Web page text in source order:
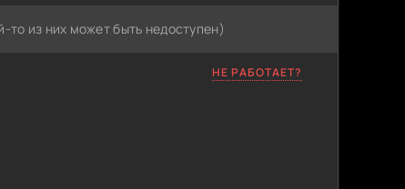
из них может быть недоступен)
НЕ РАБОТАЕТ?